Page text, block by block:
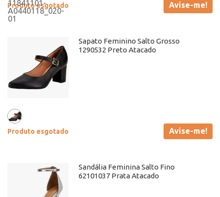
Produto esgotado Avise-me!
Sapato Feminino Salto Grosso
1290532 Preto Atacado
Produto esgotado Avise-me!
Sandália Feminina Salto Fino
62101037 Prata Atacado